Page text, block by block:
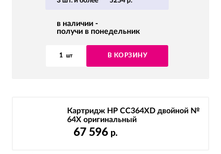
в наличии -
получи в понедельник
1 шт В КОРЗИНУ
Картридж HP CC364XD двойной №
64X оригинальный
67 596 р.